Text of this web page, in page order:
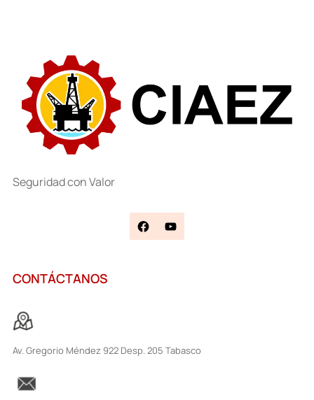
Seguridad con Valor
CONTÁCTANOS
Av. Gregorio Méndez 922 Desp. 205 Tabasco